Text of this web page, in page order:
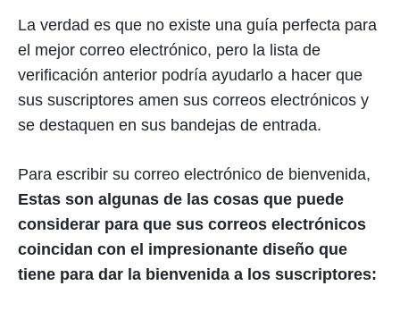
La verdad es que no existe una guía perfecta para
el mejor correo electrónico, pero la lista de
verificación anterior podría ayudarlo a hacer que
sus suscriptores amen sus correos electrónicos y
se destaquen en sus bandejas de entrada.
Para escribir su correo electrónico de bienvenida,
Estas son algunas de las cosas que puede
considerar para que sus correos electrónicos
coincidan con el impresionante diseño que
tiene para dar la bienvenida a los suscriptores: